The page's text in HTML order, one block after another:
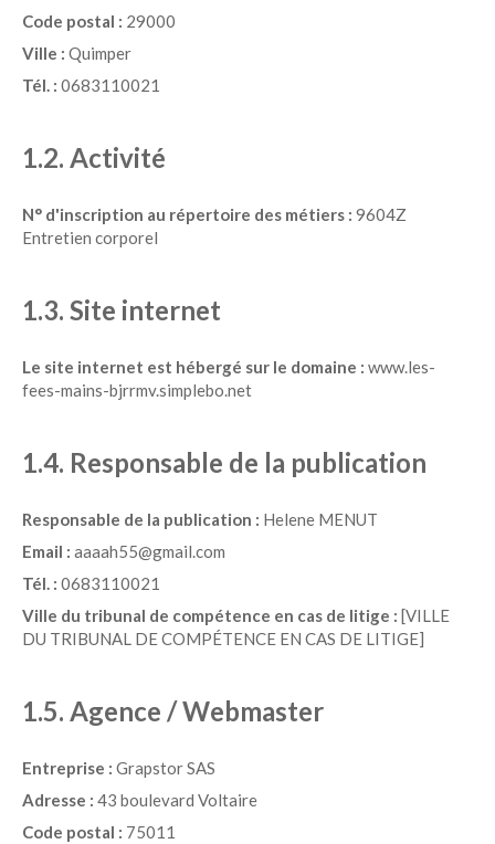
Code postal : 29000
Ville : Quimper
Tél. : 0683110021
1.2. Activité
N° d'inscription au répertoire des métiers : 9604Z
Entretien corporel
1.3. Site internet
Le site internet est hébergé sur le domaine : www.les-
fees-mains-bjrrmv.simplebo.net
1.4. Responsable de la publication
Responsable de la publication : Helene MENUT
Email : aaaah55@gmail.com
Tél. : 0683110021
Ville du tribunal de compétence en cas de litige : [VILLE
DU TRIBUNAL DE COMPÉTENCE EN CAS DE LITIGE]
1.5. Agence / Webmaster
Entreprise : Grapstor SAS
Adresse : 43 boulevard Voltaire
Code postal : 75011